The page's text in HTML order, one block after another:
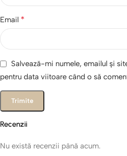
Recenzii
Nu există recenzii până acum.
Email *
Salvează-mi numele, emailul și
pentru data viitoare când o să